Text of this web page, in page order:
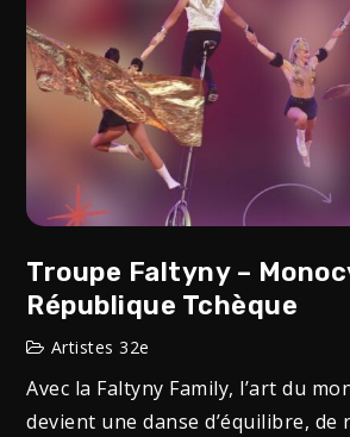
Troupe Faltyny –
République Tchèque
Artistes 32e
Avec la Faltyny Family, l’art du
devient une danse d’équilibre, de